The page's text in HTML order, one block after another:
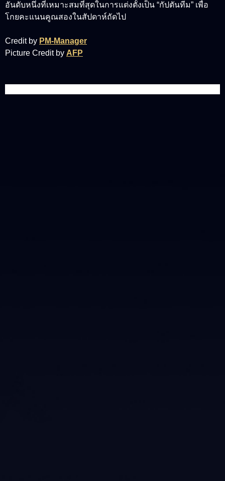
อันดับหนึ่งที่เหมาะสมที่สุดในการแต่งตั้งเป็น “กัปตันทีม” เพื่อ
โกยคะแนนคูณสองในสัปดาห์ถัดไป
Credit by PM-Manager
Picture Credit by AFP